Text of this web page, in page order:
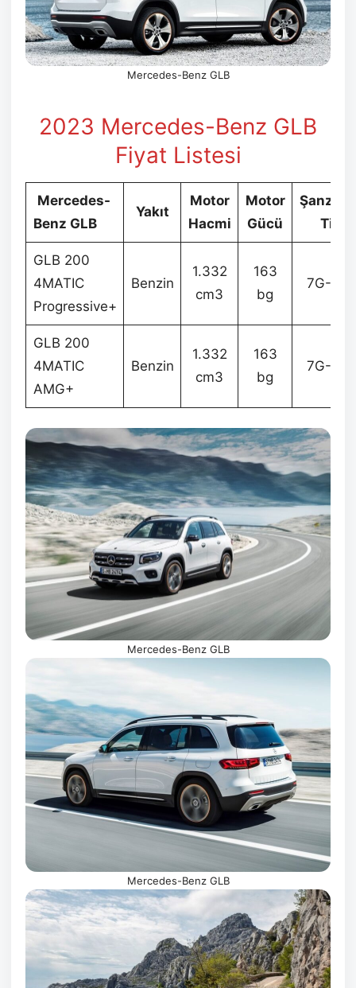
Mercedes-Benz GLB
2023 Mercedes-Benz GLB
Fiyat Listesi
Mercedes-
Benz GLB
Yakıt
Motor
Hacmi
Motor
Gücü
Tipi
GLB 200
4MATIC
Progressive+
Benzin
1.332
cm3
163
bg
7G-
GLB 200
4MATIC
AMG+
Benzin
1.332
cm3
163
bg
7G-
Mercedes-Benz GLB
Mercedes-Benz GLB